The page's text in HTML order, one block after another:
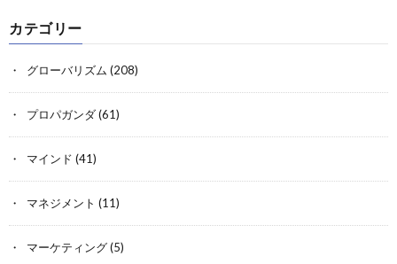
カテゴリー
グローバリズム (208)
プロパガンダ(61)
マインド (41)
マネジメント (11)
マーケティング(5)